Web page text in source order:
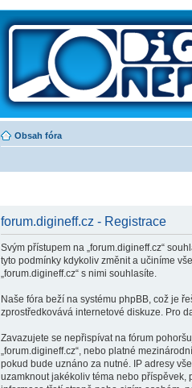
Obsah fóra
forum.digineff.cz - Registrace
Svým přístupem na „forum.digineff.cz“
tyto podmínky kdykoliv změnit a učiníme
„forum.digineff.cz“ s nimi souhlasíte.
Naše fóra beží na systému phpBB, což je
zprostředkovává internetové diskuze. Pro
Zavazujete se nepřispívat na fórum
„forum.digineff.cz“, nebo platné
pokud bude uznáno za nutné. IP adresy
uzamknout jakékoliv téma nebo příspěvek,